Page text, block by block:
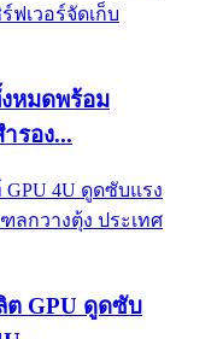
หมดพร้อม
รอง...
ต GPU ดูดซับ